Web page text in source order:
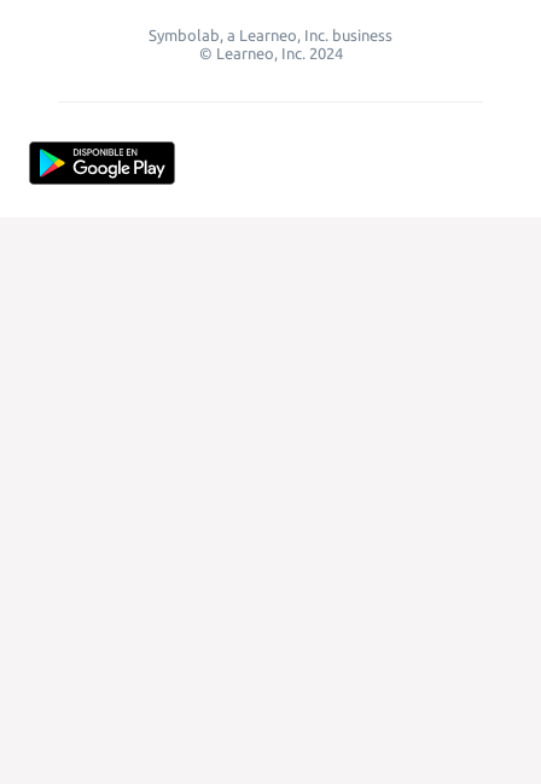
Symbolab, a Learneo, Inc. business
© Learneo, Inc. 2024